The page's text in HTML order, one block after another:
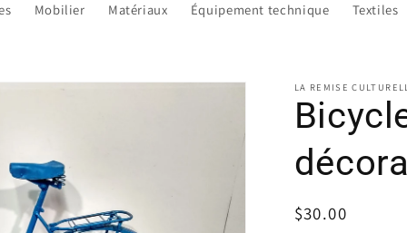
Mobilier Matériaux Équipement technique Textiles
LA REMISE
Prix
$30.00